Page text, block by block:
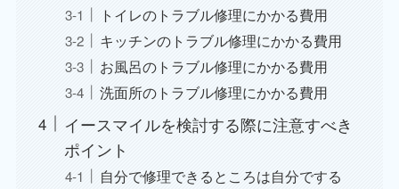
トイレのトラブル修理にかかる費用
キッチンのトラブル修理にかかる費用
お風呂のトラブル修理にかかる費用
洗面所のトラブル修理にかかる費用
イースマイルを検討する際に注意すべき
ポイント
自分で修理できるところは自分でする